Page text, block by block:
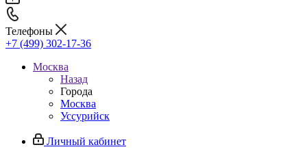
Телефоны
+7 (499) 302-17-36
Москва
Назад
Города
Москва
Уссурийск
Личный кабинет